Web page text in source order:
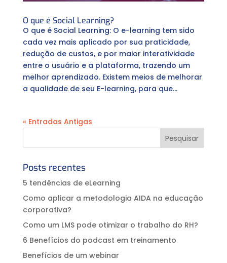
O que é Social Learning?
O que é Social Learning: O e-learning tem sido
cada vez mais aplicado por sua praticidade,
redução de custos, e por maior interatividade
entre o usuário e a plataforma, trazendo um
melhor aprendizado. Existem meios de melhorar
a qualidade de seu E-learning, para que...
« Entradas Antigas
Posts recentes
5 tendências de eLearning
Como aplicar a metodologia AIDA na educação
corporativa?⠀
Como um LMS pode otimizar o trabalho do RH?
6 Benefícios do podcast em treinamento
Benefícios de um webinar